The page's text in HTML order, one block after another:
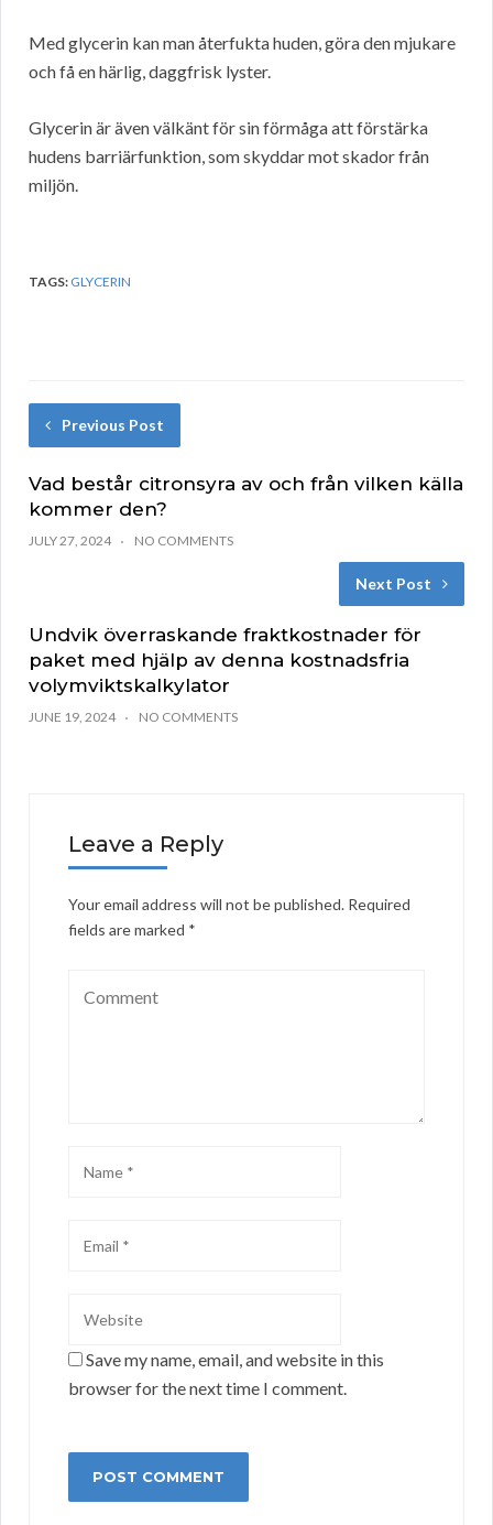
Med glycerin kan man återfukta huden, göra den mjukare
och få en härlig, daggfrisk lyster.
Glycerin är även välkänt för sin förmåga att förstärka
hudens barriärfunktion, som skyddar mot skador från
miljön.
TAGS: GLYCERIN
Previous Post
Vad består citronsyra av och från vilken källa
kommer den?
JULY 27, 2024 NO COMMENTS
Next Post
Undvik överraskande fraktkostnader för
paket med hjälp av denna kostnadsfria
volymviktskalkylator
JUNE 19, 2024 NO COMMENTS
Leave a Reply
Your email address will not be published. Required
fields are marked *
Save my name, email, and website in this
browser for the next time I comment.